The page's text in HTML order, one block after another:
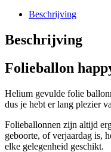
Beschrijving
Beschrijving
Folieballon
Helium gevulde folie
dus je hebt er lang plezier
Folieballonnen zijn altijd
geboorte, of verjaardag is,
elke gelegenheid geschikt.